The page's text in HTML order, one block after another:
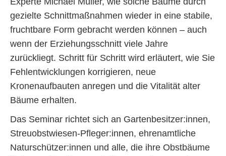
gezielte Schnittmaßnahmen wieder in eine stabile,
fruchtbare Form gebracht werden können – auch
wenn der Erziehungsschnitt viele Jahre
zurückliegt. Schritt für Schritt wird erläutert, wie Sie
Fehlentwicklungen korrigieren, neue
Kronenaufbauten anregen und die Vitalität alter
Bäume erhalten.
Das Seminar richtet sich an Gartenbesitzer:innen,
Streuobstwiesen-Pfleger:innen, ehrenamtliche
Naturschützer:innen und alle, die ihre Obstbäume